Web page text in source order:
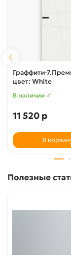
Граффити-
цвет: White
В наличии ✓
11 520 р
В
Полезные